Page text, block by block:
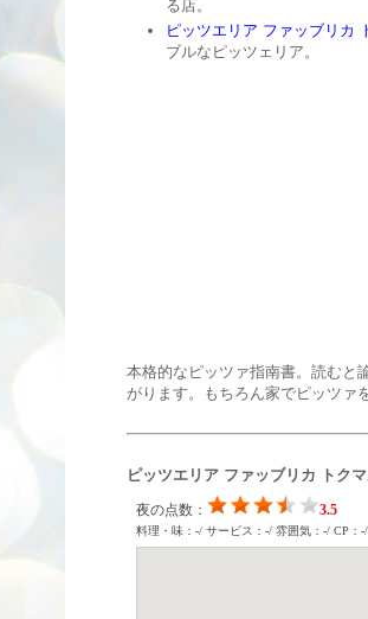
る店。
ピッツエリア ファッブリカ
ブルなピッツェリア。
本格的なピッツァ指南書。読むと
がります。もちろん家でピッツァ
ピッツエリア ファッブリカ トク